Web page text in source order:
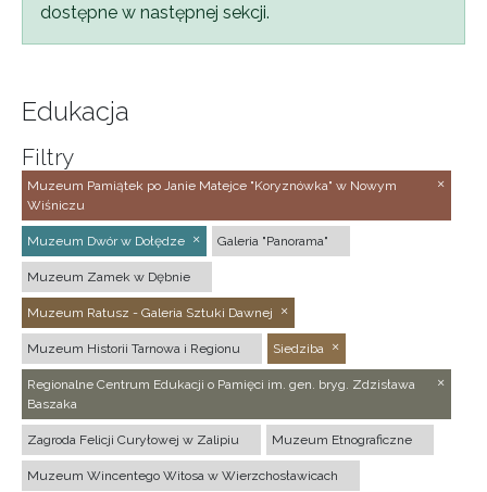
dostępne w następnej sekcji.
Edukacja
Filtry
Muzeum Pamiątek po Janie Matejce "Koryznówka" w Nowym
Wiśniczu
Muzeum Dwór w Dołędze Galeria "Panorama"
Muzeum Zamek w Dębnie
Muzeum Ratusz - Galeria Sztuki Dawnej
Muzeum Historii Tarnowa i Regionu Siedziba
Regionalne Centrum Edukacji o Pamięci im. gen. bryg. Zdzisława
Baszaka
Zagroda Felicji Curyłowej w Zalipiu Muzeum Etnograficzne
Muzeum Wincentego Witosa w Wierzchosławicach